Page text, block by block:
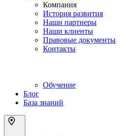
Компания
История развития
Наши партнеры
Наши клиенты
Правовые документы
Контакты
Обучение
Блог
База знаний